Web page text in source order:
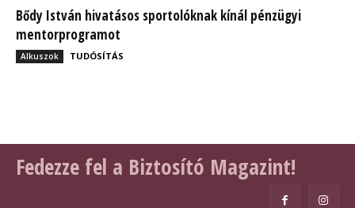
Bődy István hivatásos sportolóknak kínál pénzügyi
mentorprogramot
Alkuszok TUDÓSÍTÁS
Fedezze fel a Biztosító Magazint!